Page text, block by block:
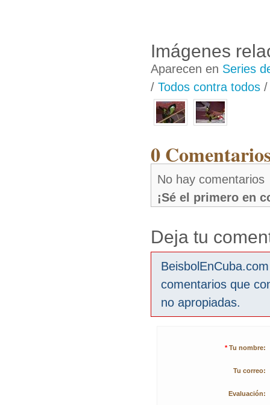
Imágenes
Aparecen en Series
/ Todos contra todos
0
No hay comentarios
¡Sé el primero en
Deja tu
comentarios que
no apropiadas.
* Tu nombre:
Tu correo:
Evaluación: